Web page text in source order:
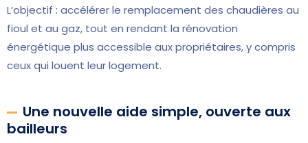
L’objectif : accélérer le remplacement des chaudières au
fioul et au gaz, tout en rendant la rénovation
énergétique plus accessible aux propriétaires, y compris
ceux qui louent leur logement.
Une nouvelle aide simple, ouverte aux
bailleurs